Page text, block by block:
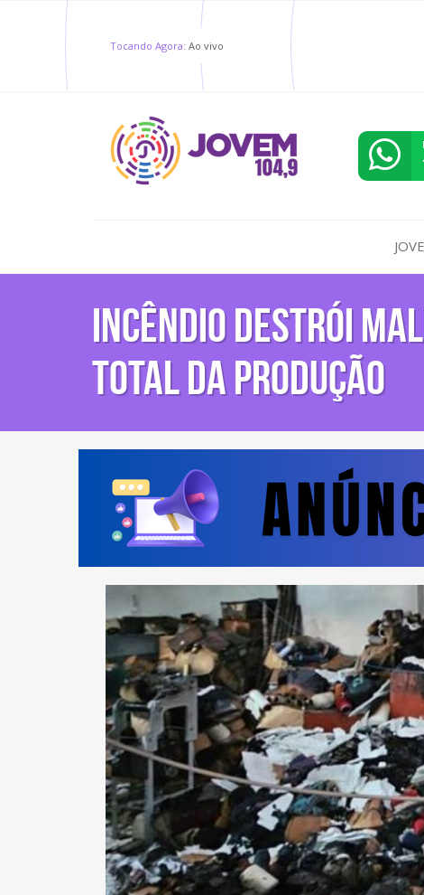
Tocando Agora: Ao vivo
Incêndio destrói
total da produção